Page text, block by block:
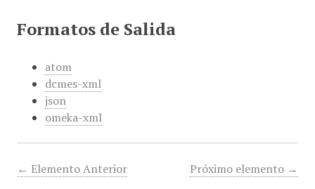
Formatos de Salida
atom
dcmes-xml
json
omeka-xml
← Elemento Anterior Próximo elemento →